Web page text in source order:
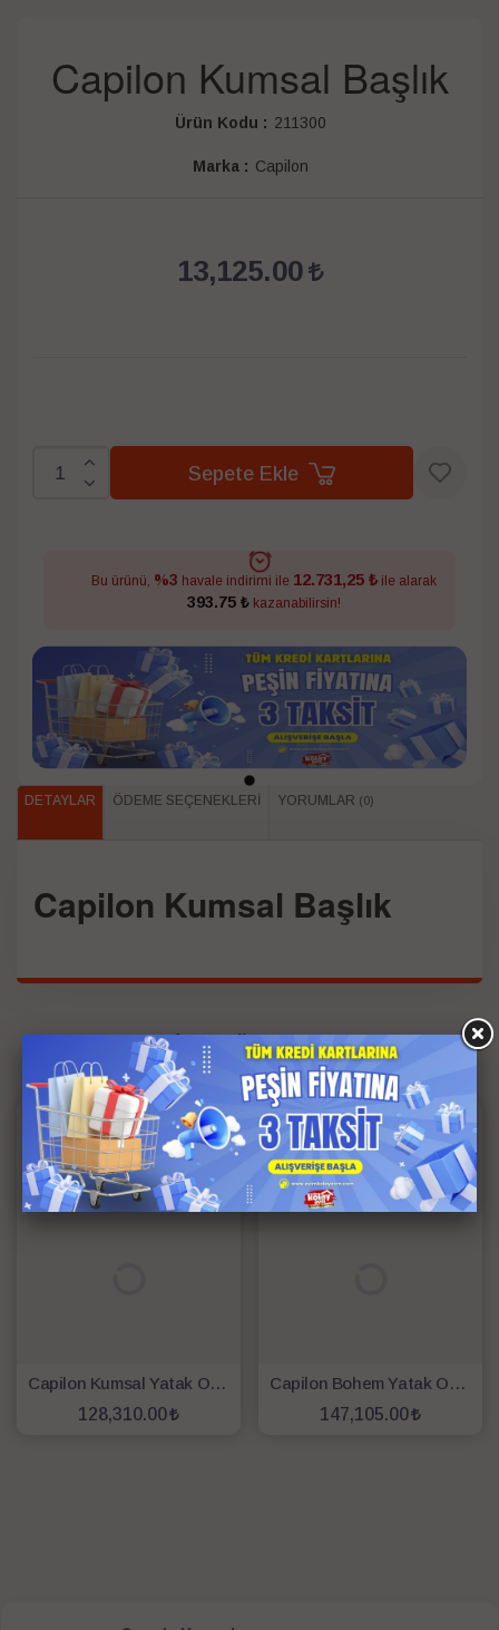
Capilon Kumsal Başlık
Ürün Kodu : 211300
Marka : Capilon
13,125.00
Sepete Ekle
Bu ürünü, %3 havale indirimi ile 12.731,25 ₺ile alarak
393.75 ₺kazanabilirsin!
DETAYLAR ÖDEME SEÇENEKLERI YORUMLAR (0)
Capilon Kumsal Başlık
İlgili Ürünler
Capilon Kumsal Yatak Odası (D.+Ş+Ay+Puf+2 Kom.+Bazalı Kar.+Başlık)
128,310.00
Capilon Bohem Yatak Odası (D.+Ş+Ay+2 Kom.+Bazalı Kar.+Başlık+2 Puf)
147,105.00